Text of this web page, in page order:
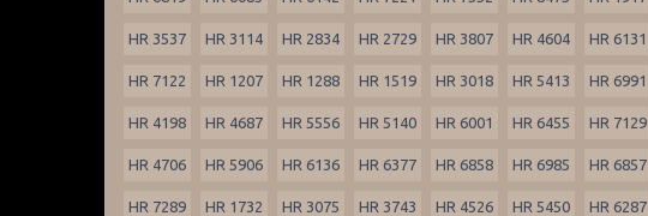
HR 3537 HR 3114 HR 2834 HR 2729 HR 3807 HR 4604 HR 6131
HR 7122 HR 1207 HR 1288 HR 1519 HR 3018 HR 5413 HR 6991
HR 4198 HR 4687 HR 5556 HR 5140 HR 6001 HR 6455 HR 7129
HR 4706 HR 5906 HR 6136 HR 6377 HR 6858 HR 6985 HR 6857
HR 7289 HR 1732 HR 3075 HR 3743 HR 4526 HR 5450 HR 6287